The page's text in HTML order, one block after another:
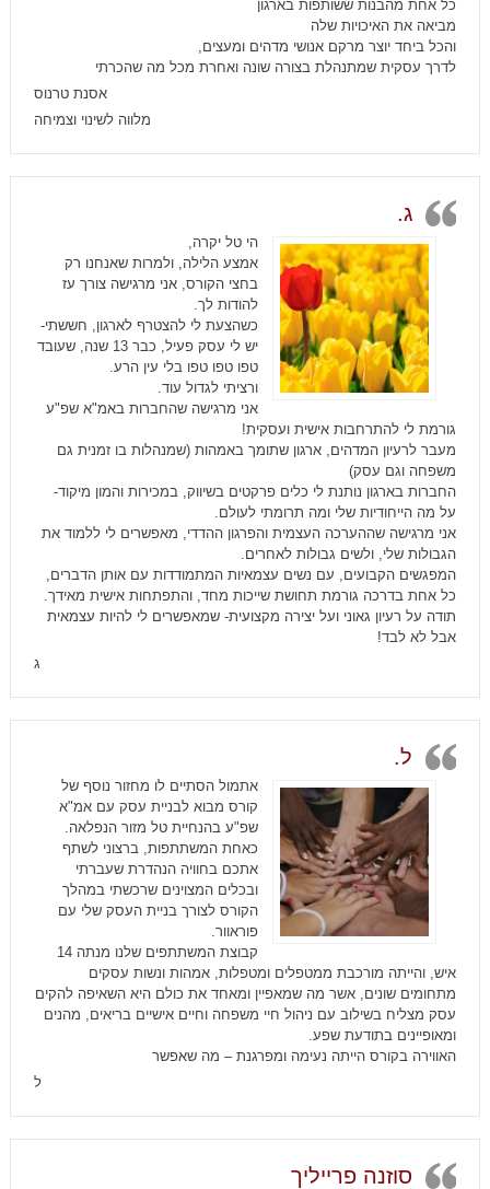
כל אחת מהבנות ששותפות בארגון
מביאה את האיכויות שלה
והכל ביחד יוצר מרקם אנושי מדהים ומעצים,
לדרך עסקית שמתנהלת בצורה שונה ואחרת מכל מה שהכרתי
אסנת טרנוס
מלווה לשינוי וצמיחה
ג.
הי טל יקרה,
אמצע הלילה, ולמרות שאנחנו רק
בחצי הקורס, אני מרגישה צורך עז
להודות לך.
כשהצעת לי להצטרף לארגון, חששתי-
יש לי עסק פעיל, כבר 13 שנה, שעובד
טפו טפו טפו בלי עין הרע.
ורציתי לגדול עוד.
אני מרגישה שהחברות באמ"א שפ"ע
גורמת לי להתרחבות אישית ועסקית!
מעבר לרעיון המדהים, ארגון שתומך באמהות (שמנהלות בו זמנית גם
משפחה וגם עסק)
החברות בארגון נותנת לי כלים פרקטים בשיווק, במכירות והמון מיקוד-
על מה הייחודיות שלי ומה תרומתי לעולם.
אני מרגישה שההערכה העצמית והפרגון ההדדי, מאפשרים לי ללמוד את
הגבולות שלי, ולשים גבולות לאחרים.
המפגשים הקבועים, עם נשים עצמאיות המתמודדות עם אותן הדברים,
כל אחת בדרכה גורמת תחושת שייכות מחד, והתפתחות אישית מאידך.
תודה על רעיון גאוני ועל יצירה מקצועית- שמאפשרים לי להיות עצמאית
אבל לא לבד!
ג
ל.
אתמול הסתיים לו מחזור נוסף של
קורס מבוא לבניית עסק עם אמ"א
שפ"ע בהנחיית טל מזור הנפלאה.
כאחת המשתתפות, ברצוני לשתף
אתכם בחוויה הנהדרת שעברתי
ובכלים המצוינים שרכשתי במהלך
הקורס לצורך בניית העסק שלי עם
פוראוור.
קבוצת המשתתפים שלנו מנתה 14
איש, והייתה מורכבת ממטפלים ומטפלות, אמהות ונשות עסקים
מתחומים שונים, אשר מה שמאפיין ומאחד את כולם היא השאיפה להקים
עסק מצליח בשילוב עם ניהול חיי משפחה וחיים אישיים בריאים, מהנים
ומאופיינים בתודעת שפע.
האווירה בקורס הייתה נעימה ומפרגנת – מה שאפשר
ל
סוזנה פרייליך